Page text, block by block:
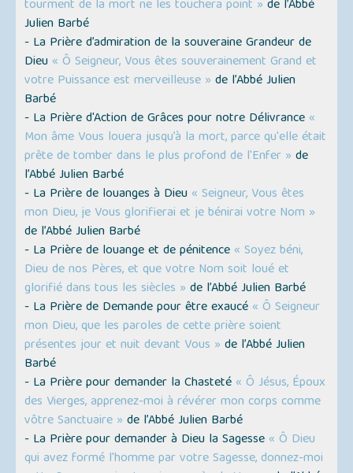
tourment de la mort ne les touchera point » de l’Abbé
Julien Barbé
- La Prière d’admiration de la souveraine Grandeur de
Dieu « Ô Seigneur, Vous êtes souverainement Grand et
votre Puissance est merveilleuse » de l’Abbé Julien
Barbé
- La Prière d'Action de Grâces pour notre Délivrance «
Mon âme Vous louera jusqu’à la mort, parce qu'elle était
prête de tomber dans le plus profond de l'Enfer » de
l’Abbé Julien Barbé
- La Prière de louanges à Dieu « Seigneur, Vous êtes
mon Dieu, je Vous glorifierai et je bénirai votre Nom »
de l’Abbé Julien Barbé
- La Prière de louange et de pénitence « Soyez béni,
Dieu de nos Pères, et que votre Nom soit loué et
glorifié dans tous les siècles » de l’Abbé Julien Barbé
- La Prière de Demande pour être exaucé « Ô Seigneur
mon Dieu, que les paroles de cette prière soient
présentes jour et nuit devant Vous » de l’Abbé Julien
Barbé
- La Prière pour demander la Chasteté « Ô Jésus, Époux
des Vierges, apprenez-moi à révérer mon corps comme
vôtre Sanctuaire » de l’Abbé Julien Barbé
- La Prière pour demander à Dieu la Sagesse « Ô Dieu
qui avez formé l'homme par votre Sagesse, donnez-moi